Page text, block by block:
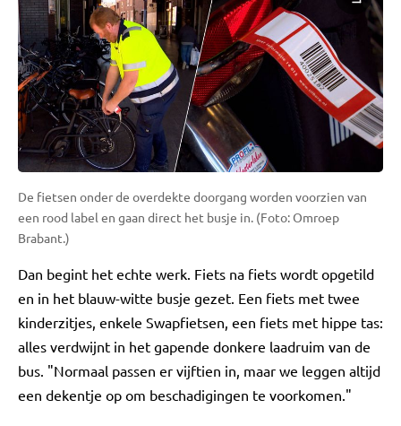
De fietsen onder de overdekte doorgang worden voorzien van
een rood label en gaan direct het busje in. (Foto: Omroep
Brabant.)
Dan begint het echte werk. Fiets na fiets wordt opgetild
en in het blauw-witte busje gezet. Een fiets met twee
kinderzitjes, enkele Swapfietsen, een fiets met hippe tas:
alles verdwijnt in het gapende donkere laadruim van de
bus. "Normaal passen er vijftien in, maar we leggen altijd
een dekentje op om beschadigingen te voorkomen."